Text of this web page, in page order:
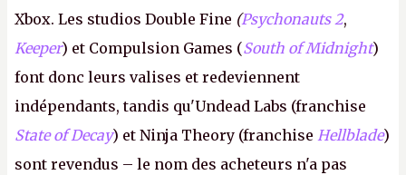
Xbox. Les studios Double Fine (Psychonauts 2,
Keeper) et Compulsion Games (South of Midnight)
font donc leurs valises et redeviennent
indépendants, tandis qu'Undead Labs (franchise
State of Decay) et Ninja Theory (franchise Hellblade)
sont revendus – le nom des acheteurs n'a pas